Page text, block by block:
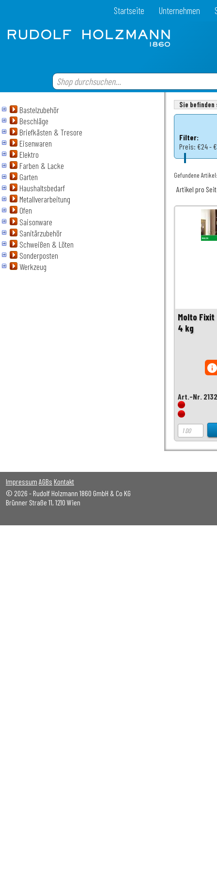
Startseite Unternehmen
Bastelzubehör
Beschläge
Briefkästen & Tresore
Eisenwaren
Elektro
Farben & Lacke
Garten
Haushaltsbedarf
Metallverarbeitung
Ofen
Saisonware
Sanitärzubehör
Schweißen & Löten
Sonderposten
Werkzeug
Sie
Filter:
Preis: €24 -
Gefundene
Artikel pro
Molto
4 kg
Art.-Nr.
Impressum AGBs Kontakt
© 2026 - Rudolf Holzmann 1860 GmbH & Co KG
Brünner Straße 11, 1210 Wien